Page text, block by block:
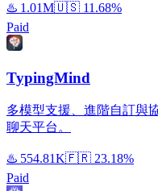
♨️ 1.01M🇺🇸 11.68%
Paid
TypingMind
多模型支援、進階自訂與
聊天平台。
♨️ 554.81K🇫🇷 23.18%
Paid